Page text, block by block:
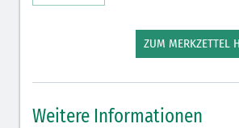
Elektrolyte NaCl (grün)
Hormone (braun-beige)
Hormone Insulin (braun-gelb)
ZUM MERKZETTEL
Weitere Informationen